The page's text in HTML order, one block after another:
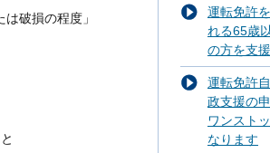
破損の程度」
運転免許
れる65歳
の方を支
運転免許
政支援の
ワンスト
なります